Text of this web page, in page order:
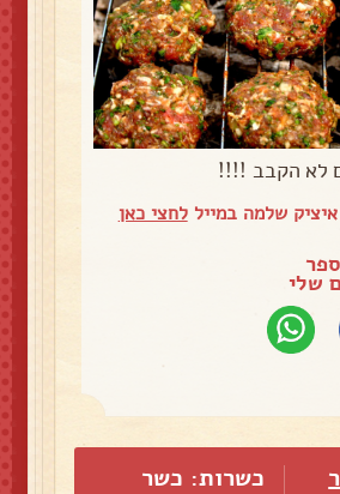
לא הקבב !!!!
שלמה במייללחצי כאן
שלי
כשרות: כשר